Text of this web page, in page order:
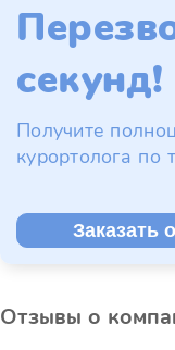
секунд!
Получите
курортолога по
Заказать
Отзывы о